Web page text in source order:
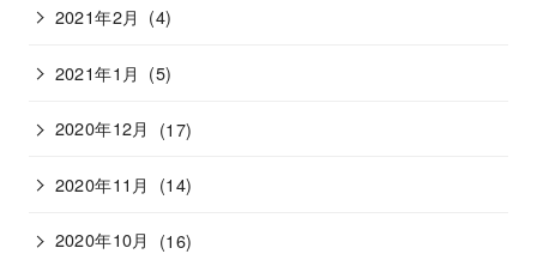
2021年2月 (4)
2021年1月 (5)
2020年12月 (17)
2020年11月 (14)
2020年10月 (16)